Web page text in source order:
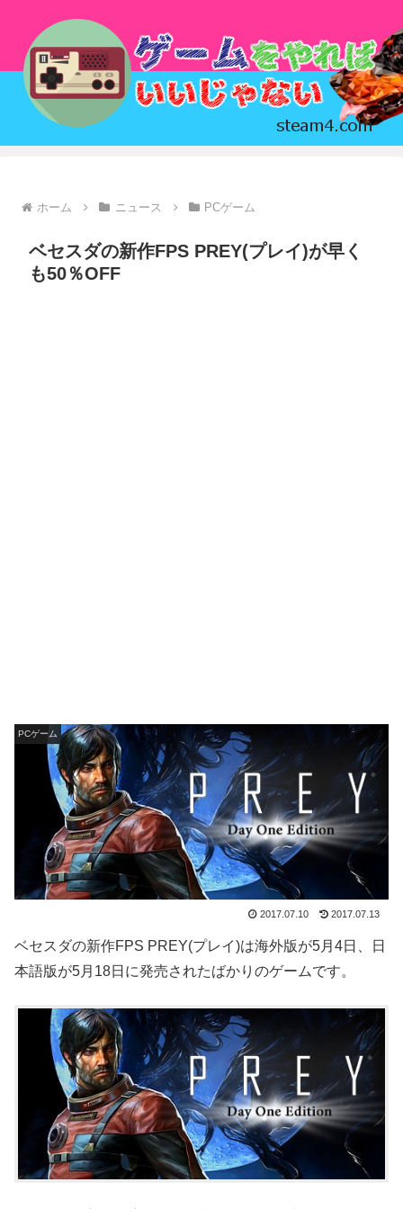
ホーム ニュース PCゲーム
ベセスダの新作FPS PREY(プレイ)が早く
も50％OFF
PCゲーム
2017.07.10 2017.07.13
ベセスダの新作FPS PREY(プレイ)は海外版が5月4日、日
本語版が5月18日に発売されたばかりのゲームです。